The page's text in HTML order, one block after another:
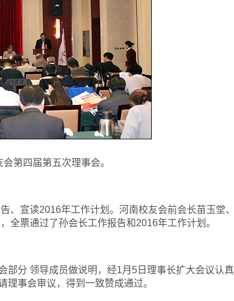
第四届第五次理事会。
、宣读2016年工作计划。河南校友会前会长苗玉堂、
全票通过了孙会长工作报告和2016年工作计划。
部分 领导成员做说明，经1月5日理事长扩大会议认真
事会审议，得到一致赞成通过。